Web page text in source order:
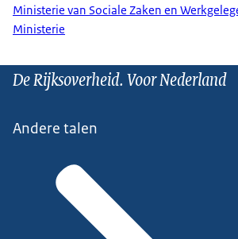
Ministerie van Sociale Zaken en
Ministerie
De Rijksoverheid. Voor Nederland
Andere talen